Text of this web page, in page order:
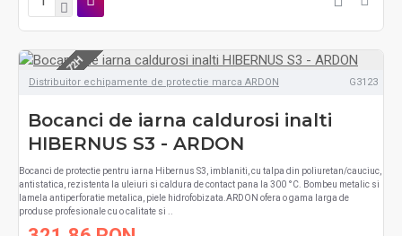
LIVRARE 48-72H
Distribuitor echipamente de protectie marca ARDON G3123
Bocanci de iarna caldurosi inalti
HIBERNUS S3 - ARDON
Bocanci de protectie pentru iarna Hibernus S3, imblaniti, cu talpa din poliuretan/cauciuc,
antistatica, rezistenta la uleiuri si caldura de contact pana la 300 °C. Bombeu metalic si
lamela antiperforatie metalica, piele hidrofobizata.ARDON ofera o gama larga de
produse profesionale cu o calitate si ..